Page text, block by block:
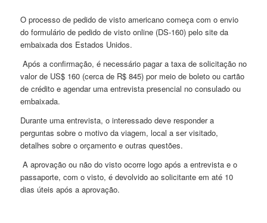
O processo de pedido de visto americano começa com o envio
do formulário de pedido de visto online (DS-160) pelo site da
embaixada dos Estados Unidos.
Após a confirmação, é necessário pagar a taxa de solicitação no
valor de US$ 160 (cerca de R$ 845) por meio de boleto ou cartão
de crédito e agendar uma entrevista presencial no consulado ou
embaixada.
Durante uma entrevista, o interessado deve responder a
perguntas sobre o motivo da viagem, local a ser visitado,
detalhes sobre o orçamento e outras questões.
A aprovação ou não do visto ocorre logo após a entrevista e o
passaporte, com o visto, é devolvido ao solicitante em até 10
dias úteis após a aprovação.